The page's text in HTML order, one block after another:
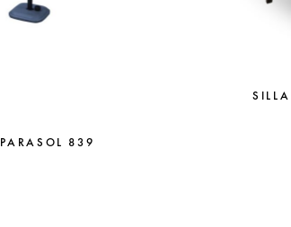
PARASOL 839